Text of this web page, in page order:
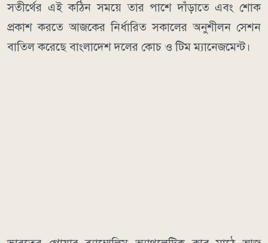
সতীর্থের এই কঠিন সময়ে তার পাশে দাঁড়াতে এবং শোক
প্রকাশ করতে আজকের নির্ধারিত সকালের অনুশীলন সেশন
বাতিল করেছে বাংলাদেশ দলের কোচ ও টিম ম্যানেজমেন্ট।